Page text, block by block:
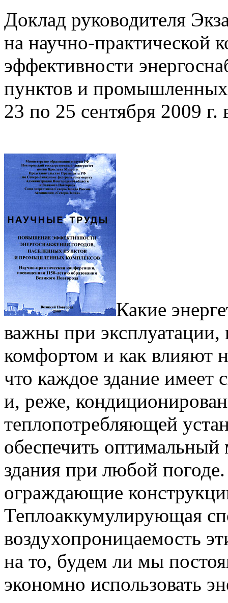
Доклад руководителя
на научно-
эффективности
пунктов и
23 по 25 сентября 2009
Какие
важны при
комфортом и как влияют
что каждое здание имеет
и, реже,
теплопотребляющей
обеспечить
здания при любой
ограждающие
Теплоаккумулирующая
воздухопроницаемость
на то, будем ли мы
экономно использовать